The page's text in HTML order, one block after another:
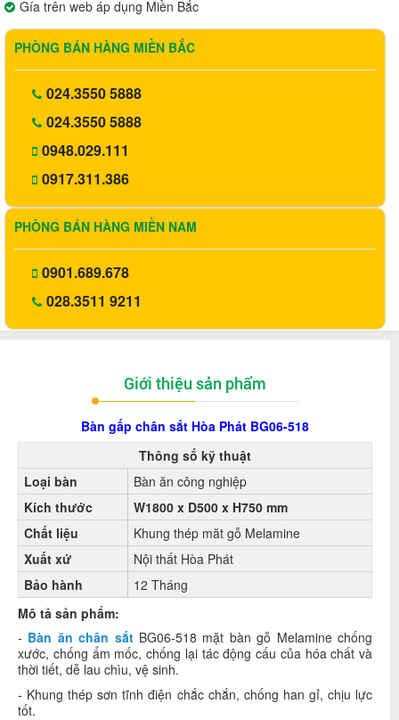
Gía trên web áp dụng Miền Bắc
PHÒNG BÁN HÀNG MIỀN BẮC
024.3550 5888
024.3550 5888
0948.029.111
0917.311.386
PHÒNG BÁN HÀNG MIỀN NAM
0901.689.678
028.3511 9211
Giới thiệu sản phẩm
Bàn gấp chân sắt Hòa Phát BG06-518
Thông số kỹ thuật
Loại bàn
Bàn ăn công nghiệp
Kích thước
W1800 x D500 x H750 mm
Chất liệu
Khung thép măt gỗ Melamine
Xuất xứ
Nội thất Hòa Phát
Bảo hành
12 Tháng
Mô tả sản phẩm:
- Bàn ăn chân sắtBG06-518 mặt bàn gỗ Melamine chống
xước, chống ẩm mốc, chống lại tác động cấu của hóa chất và
thời tiết, dễ lau chìu, vệ sinh.
- Khung thép sơn tĩnh điện chắc chắn, chống han gỉ, chịu lực
tốt.